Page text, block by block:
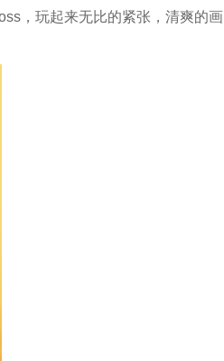
，玩起来无比的紧张，清爽的画